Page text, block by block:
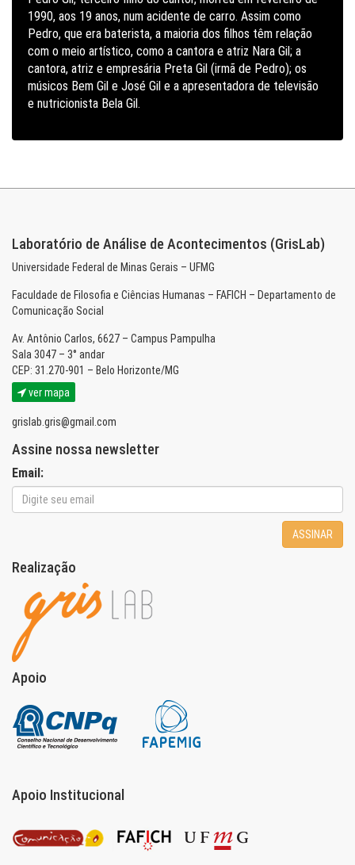
1990, aos 19 anos, num acidente de carro. Assim como
Pedro, que era baterista, a maioria dos filhos têm relação
com o meio artístico, como a cantora e atriz Nara Gil; a
cantora, atriz e empresária Preta Gil (irmã de Pedro); os
músicos Bem Gil e José Gil e a apresentadora de televisão
e nutricionista Bela Gil.
Laboratório de Análise de Acontecimentos (GrisLab)
Universidade Federal de Minas Gerais – UFMG
Faculdade de Filosofia e Ciências Humanas – FAFICH – Departamento de
Comunicação Social
Av. Antônio Carlos, 6627 – Campus Pampulha
Sala 3047 – 3° andar
CEP: 31.270-901 – Belo Horizonte/MG
ver mapa
grislab.gris@gmail.com
Assine nossa newsletter
Email:
ASSINAR
Realização
Apoio
Apoio Institucional